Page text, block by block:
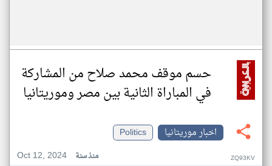
حسم موقف محمد صلاح من المشاركة
في المباراة الثانية بين مصر وموريتانيا
اخبار موريتانيا
Politics
Oct 12, 2024
منذ سنة ZQ93KV